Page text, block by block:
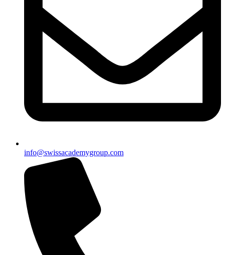
info@swissacademygroup.com